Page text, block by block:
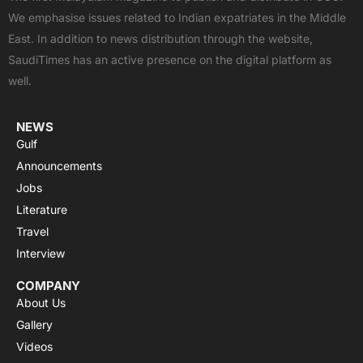
b
o
o
k
i
t
t
e
u
b
e
s
a
p
p
a
g
r
a
We emphasise issues related to Indian expatriates in the Middle
East. In addition to news distribution through the website,
SaudiTimes has an active presence on the digital platform as
well.
NEWS
Gulf
Announcements
Jobs
Literature
Travel
Interview
COMPANY
About Us
Gallery
Videos